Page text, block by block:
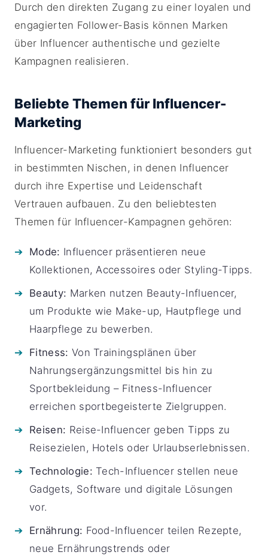
Durch den direkten Zugang zu einer loyalen und
engagierten Follower-Basis können Marken
über Influencer authentische und gezielte
Kampagnen realisieren.
Beliebte Themen für Influencer-
Marketing
Influencer-Marketing funktioniert besonders gut
in bestimmten Nischen, in denen Influencer
durch ihre Expertise und Leidenschaft
Vertrauen aufbauen. Zu den beliebtesten
Themen für Influencer-Kampagnen gehören:
Mode: Influencer präsentieren neue
Kollektionen, Accessoires oder Styling-Tipps.
Beauty: Marken nutzen Beauty-Influencer,
um Produkte wie Make-up, Hautpflege und
Haarpflege zu bewerben.
Fitness: Von Trainingsplänen über
Nahrungsergänzungsmittel bis hin zu
Sportbekleidung – Fitness-Influencer
erreichen sportbegeisterte Zielgruppen.
Reisen: Reise-Influencer geben Tipps zu
Reisezielen, Hotels oder Urlaubserlebnissen.
Technologie: Tech-Influencer stellen neue
Gadgets, Software und digitale Lösungen
vor.
Ernährung: Food-Influencer teilen Rezepte,
neue Ernährungstrends oder